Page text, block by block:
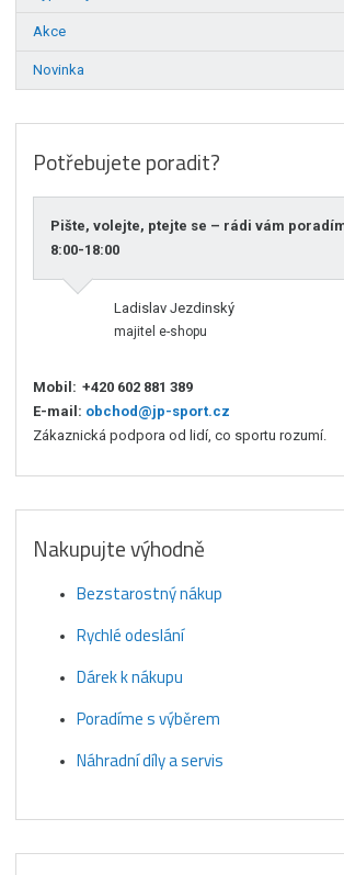
Akce
Novinka
Potřebujete poradit?
Pište, volejte, ptejte se – rádi vám
8:00-18:00
Ladislav Jezdinský
majitel e-shopu
Mobil: +420 602 881 389
E-mail: obchod@jp-sport.cz
Zákaznická podpora od lidí, co sportu rozumí.
Nakupujte výhodně
Bezstarostný nákup
Rychlé odeslání
Dárek k nákupu
Poradíme s výběrem
Náhradní díly a servis